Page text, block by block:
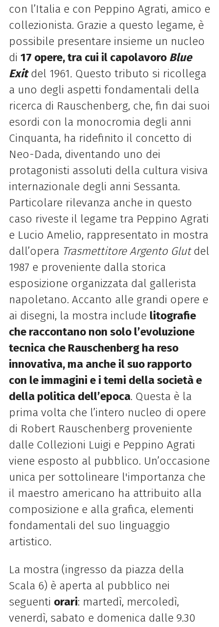
con l’Italia e con Peppino Agrati, amico e
collezionista. Grazie a questo legame, è
possibile presentare insieme un nucleo
di 17 opere, tra cui il capolavoro Blue
Exit del 1961. Questo tributo si ricollega
a uno degli aspetti fondamentali della
ricerca di Rauschenberg, che, fin dai suoi
esordi con la monocromia degli anni
Cinquanta, ha ridefinito il concetto di
Neo-Dada, diventando uno dei
protagonisti assoluti della cultura visiva
internazionale degli anni Sessanta.
Particolare rilevanza anche in questo
caso riveste il legame tra Peppino Agrati
e Lucio Amelio, rappresentato in mostra
dall’opera Trasmettitore Argento Glutdel
1987 e proveniente dalla storica
esposizione organizzata dal gallerista
napoletano. Accanto alle grandi opere e
ai disegni, la mostra include litografie
che raccontano non solo l’evoluzione
tecnica che Rauschenberg ha reso
innovativa, ma anche il suo rapporto
con le immagini e i temi della società e
della politica dell’epoca. Questa è la
prima volta che l’intero nucleo di opere
di Robert Rauschenberg proveniente
dalle Collezioni Luigi e Peppino Agrati
viene esposto al pubblico. Un’occasione
unica per sottolineare l'importanza che
il maestro americano ha attribuito alla
composizione e alla grafica, elementi
fondamentali del suo linguaggio
artistico.
La mostra (ingresso da piazza della
Scala 6) è aperta al pubblico nei
seguenti orari: martedì, mercoledì,
venerdì, sabato e domenica dalle 9.30